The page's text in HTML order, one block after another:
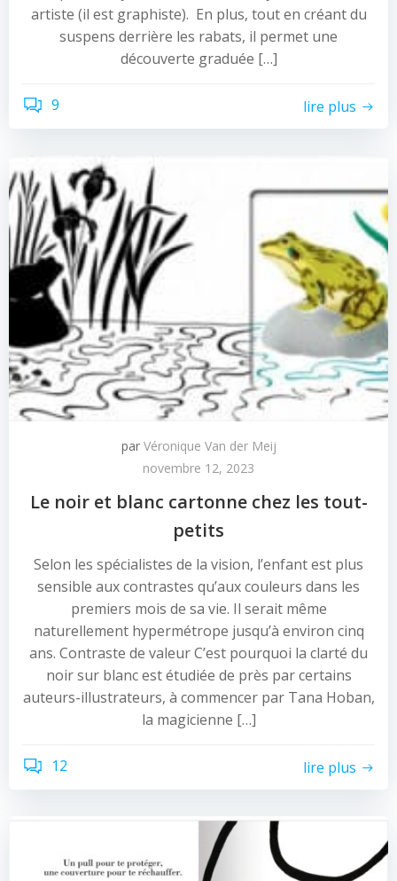
artiste (il est graphiste). En plus, tout en créant du
suspens derrière les rabats, il permet une
découverte graduée […]
9 lire plus
par Véronique Van der Meij
novembre 12, 2023
Le noir et blanc cartonne chez les tout-
petits
Selon les spécialistes de la vision, l’enfant est plus
sensible aux contrastes qu’aux couleurs dans les
premiers mois de sa vie. Il serait même
naturellement hypermétrope jusqu’à environ cinq
ans. Contraste de valeur C’est pourquoi la clarté du
noir sur blanc est étudiée de près par certains
auteurs-illustrateurs, à commencer par Tana Hoban,
la magicienne […]
12 lire plus